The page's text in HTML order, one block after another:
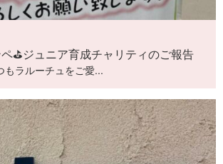
⛳️ジュニア育成チャリティのご報告
もラルーチュをご愛...